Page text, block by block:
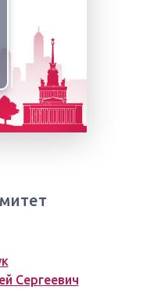
Сергеевич